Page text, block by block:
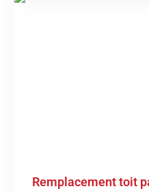
Remplacement toit